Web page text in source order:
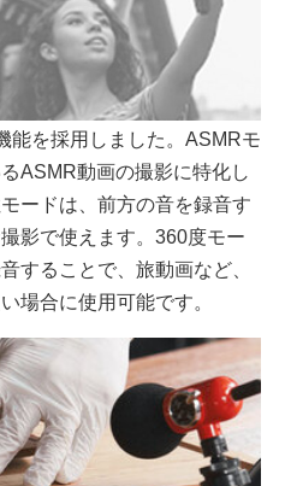
を採用しました。ASMRモ
ASMR動画の撮影に特化し
ードは、前方の音を録音す
影で使えます。360度モー
することで、旅動画など、
場合に使用可能です。